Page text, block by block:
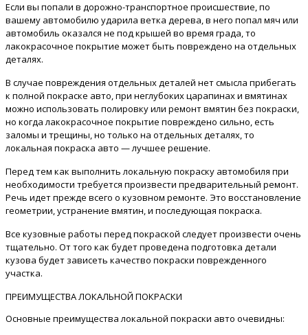
Если вы попали в дорожно-транспортное происшествие, по
вашему автомобилю ударила ветка дерева, в него попал мяч или
автомобиль оказался не под крышей во время града, то
лакокрасочное покрытие может быть повреждено на отдельных
деталях.
В случае повреждения отдельных деталей нет смысла прибегать
к полной покраске авто, при неглубоких царапинах и вмятинах
можно использовать полировку или ремонт вмятин без покраски,
но когда лакокрасочное покрытие повреждено сильно, есть
заломы и трещины, но только на отдельных деталях, то
локальная покраска авто — лучшее решение.
Перед тем как выполнить локальную покраску автомобиля при
необходимости требуется произвести предварительный ремонт.
Речь идет прежде всего о кузовном ремонте. Это восстановление
геометрии, устранение вмятин, и последующая покраска.
Все кузовные работы перед покраской следует произвести очень
тщательно. От того как будет проведена подготовка детали
кузова будет зависеть качество покраски поврежденного
участка.
ПРЕИМУЩЕСТВА ЛОКАЛЬНОЙ ПОКРАСКИ
Основные преимущества локальной покраски авто очевидны: